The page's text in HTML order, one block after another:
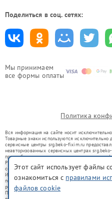
Мы принимаем
все формы оплаты
Поделиться в соц. сетях:
Политика
Вся информация на сайте носит
Товарные знаки используются исключительно
сервисные центры srg.beko-fixim.ru
неавторизованных сервисных центрах
правообладателями товарных знаков или их
Ремонт осуществляется для устройств, уже
со статьей 1487 ГК РФ.
Использование товарных знаков не
потребителей в заблуждение, а служит для
ремонту техники указанных брендов.
Представленная на сайте информация не
Этот сайт использует файлы
ознакомиться с правилами
файлов cookie